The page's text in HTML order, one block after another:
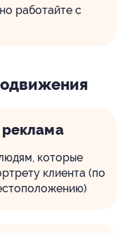
работайте с
реклама
которые
клиента (по